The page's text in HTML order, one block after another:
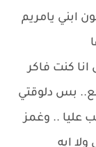
ابني يامريم
كنت فاكر
بس دلوقتي
عليا .. وغمز
ايه